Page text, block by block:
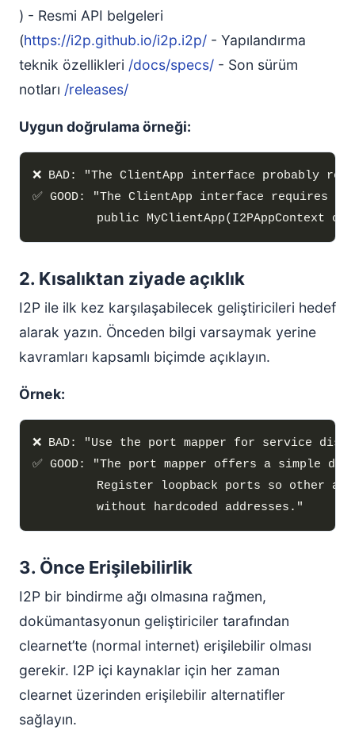
Dosya Adlandırma
Ön Bilgi Biçimi
Bağlantı Biçimlendirme
Tablo Biçimlendirme
Kod Bloğu Dil Etiketleri
İnceleme Kontrol Listesi
) - Resmi API belgeleri
(https://i2p.github.io/i2p.i2p/ - Yapılandırma
teknik özellikleri /docs/specs/ - Son sürüm
notları /releases/
Uygun doğrulama örneği:
2. Kısalıktan ziyade açıklık
I2P ile ilk kez karşılaşabilecek geliştiricileri hedef
alarak yazın. Önceden bilgi varsaymak yerine
kavramları kapsamlı biçimde açıklayın.
Örnek:
3. Önce Erişilebilirlik
I2P bir bindirme ağı olmasına rağmen,
dokümantasyonun geliştiriciler tarafından
clearnet’te (normal internet) erişilebilir olması
gerekir. I2P içi kaynaklar için her zaman
clearnet üzerinden erişilebilir alternatifler
sağlayın.